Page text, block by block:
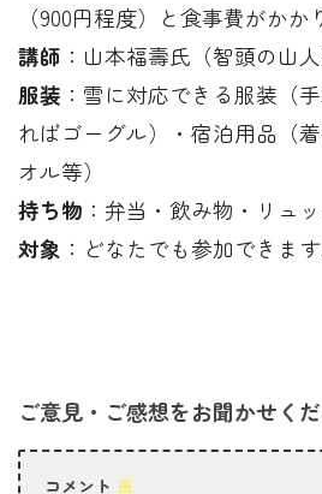
（900円程度）と食事費がかか
講師 ：山本福壽氏（智頭の山人
服装 ：雪に対応できる服装（
ればゴーグル）・宿泊用品（
オル等）
持ち物 ：弁当・飲み物・リュ
対象 ：どなたでも参加できま
ご意見・ご感想をお聞かせく
コメント ※